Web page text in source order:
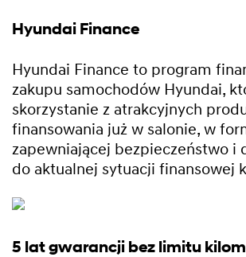
Hyundai Finance
Hyundai Finance to program
zakupu samochodów Hyundai,
skorzystanie z atrakcyjnych
finansowania już w salonie, w
zapewniającej bezpieczeństwo i
do aktualnej sytuacji finansowej
5 lat gwarancji bez limitu